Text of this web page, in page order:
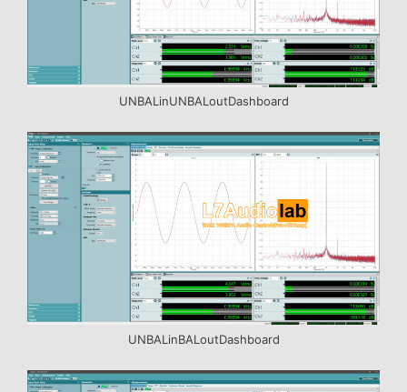
UNBALinUNBALoutDashboard
UNBALinBALoutDashboard